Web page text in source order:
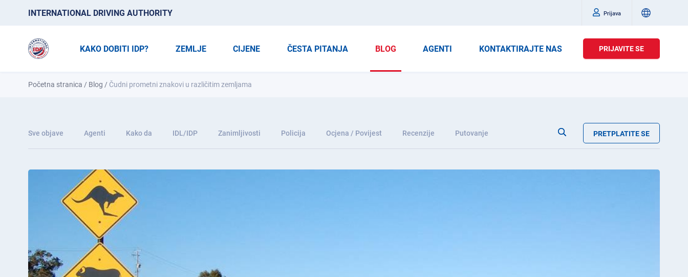
INTERNATIONAL DRIVING AUTHORITY Prijava
KAKO DOBITI IDP? ZEMLJE CIJENE ČESTA PITANJA BLOG AGENTI KONTAKTIRAJTE NAS PRIJAVITE SE
Početna stranica / Blog / Čudni prometni znakovi u različitim zemljama
Sve objave Agenti Kako da IDL/IDP Zanimljivosti Policija Ocjena / Povijest Recenzije Putovanje PRETPLATITE SE